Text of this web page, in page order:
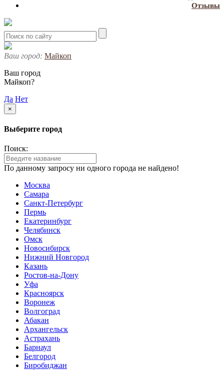
Отзывы
Ваш город: Майкоп
Ваш город
Майкоп?
Да Нет
×
Выберите город
Поиск:
По данному запросу ни одного города не найдено!
Москва
Самара
Санкт-Петербург
Пермь
Екатеринбург
Челябинск
Омск
Новосибирск
Нижний Новгород
Казань
Ростов-на-Дону
Уфа
Красноярск
Воронеж
Волгоград
Абакан
Архангельск
Астрахань
Барнаул
Белгород
Биробиджан